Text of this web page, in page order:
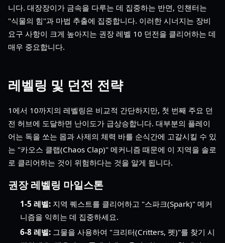
니다. 대장장이가 금속을 다루는 데 집중하는 반면, 인챈터는
"식물의 힘"과 마법 추출에 집중합니다. 이러한 시너지는 장비
요구 사항이 크게 높아지는 권장 레벨 10 던전을 클리어하는 데
매우 중요합니다.
레벨링 및 던전 전략
1에서 10까지의 레벨링은 비교적 간단하지만, 첫 번째 주요 던
전 허브에 도달하면 난이도가 급상승합니다. 대부분의 플레이
어는 독을 쏘는 몹과 사제의 체력 바를 순식간에 고갈시킬 수 있
는 "카오스 클랩(Chaos Clap)" 메커니즘 때문에 이 지역을 솔로
로 클리어하는 것이 위험하다는 것을 알게 됩니다.
권장 레벨링 마일스톤
1-5 레벨: 지역 퀘스트를 클리어하고 "스파크(Spark)" 메커
니즘을 익히는 데 집중하세요.
6-8 레벨: 그물을 사용하여 "크리터(Critters, 펫)"를 찾기 시